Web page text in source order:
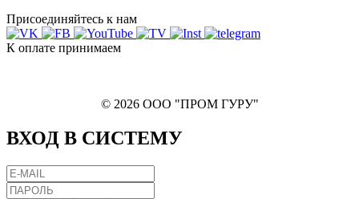
Присоединяйтесь к нам
К оплате принимаем
© 2026 ООО "ПРОМ ГУРУ"
ВХОД В СИСТЕМУ